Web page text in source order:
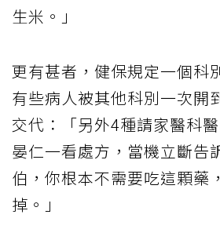
生米。」
更有甚者，健保規定一個科
有些病人被其他科別一次開
交代：「另外4種請家醫科
晏仁一看處方，當機立斷告
伯，你根本不需要吃這顆藥
掉。」